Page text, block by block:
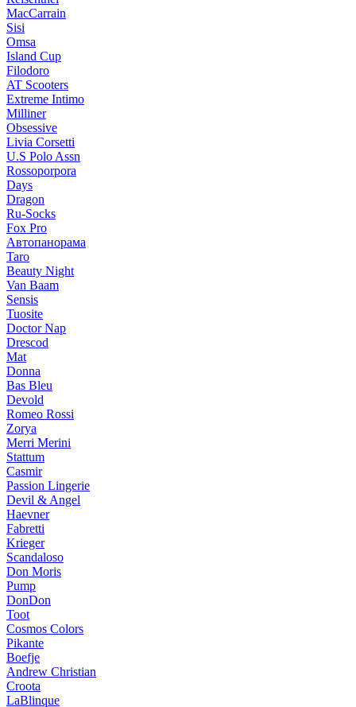
MacCarrain
Sisi
Omsa
Island Cup
Filodoro
AT Scooters
Extreme Intimo
Milliner
Obsessive
Livia Corsetti
U.S Polo Assn
Rossoporpora
Days
Dragon
Ru-Socks
Fox Pro
Автопанорама
Taro
Beauty Night
Van Baam
Sensis
Tuosite
Doctor Nap
Drescod
Mat
Donna
Bas Bleu
Devold
Romeo Rossi
Zorya
Merri Merini
Stattum
Casmir
Passion Lingerie
Devil & Angel
Haevner
Fabretti
Krieger
Scandaloso
Don Moris
Pump
DonDon
Toot
Cosmos Colors
Pikante
Boefje
Andrew Christian
Croota
LaBlinque